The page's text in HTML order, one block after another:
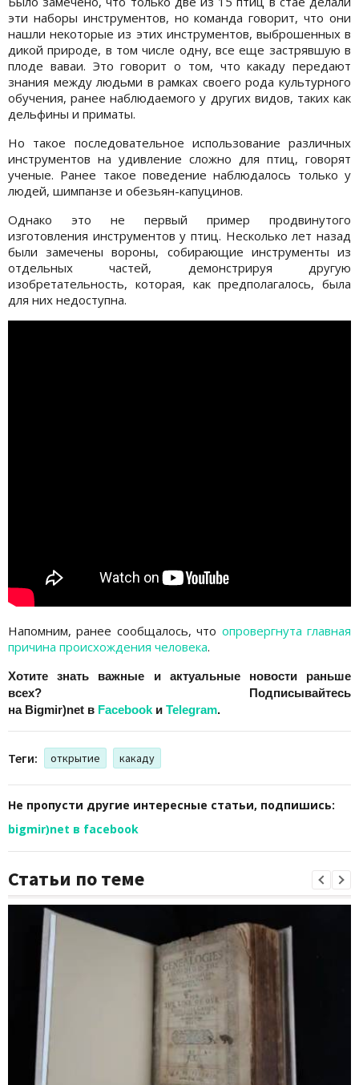
эти наборы инструментов, но команда говорит, что они
нашли некоторые из этих инструментов, выброшенных в
дикой природе, в том числе одну, все еще застрявшую в
плоде ваваи. Это говорит о том, что какаду передают
знания между людьми в рамках своего рода культурного
обучения, ранее наблюдаемого у других видов, таких как
дельфины и приматы.
Но такое последовательное использование различных
инструментов на удивление сложно для птиц, говорят
ученые. Ранее такое поведение наблюдалось только у
людей, шимпанзе и обезьян-капуцинов.
Однако это не первый пример продвинутого
изготовления инструментов у птиц. Несколько лет назад
были замечены вороны, собирающие инструменты из
отдельных частей, демонстрируя другую
изобретательность, которая, как предполагалось, была
для них недоступна.
Напомним, ранее сообщалось, что опровергнута главная
причина происхождения человека.
Хотите знать важные и актуальные новости раньше
всех? Подписывайтесь
на Bigmir)net в Facebook и Telegram.
Теги: открытие какаду
Не пропусти другие интересные статьи, подпишись:
bigmir)net в facebook
Статьи по теме